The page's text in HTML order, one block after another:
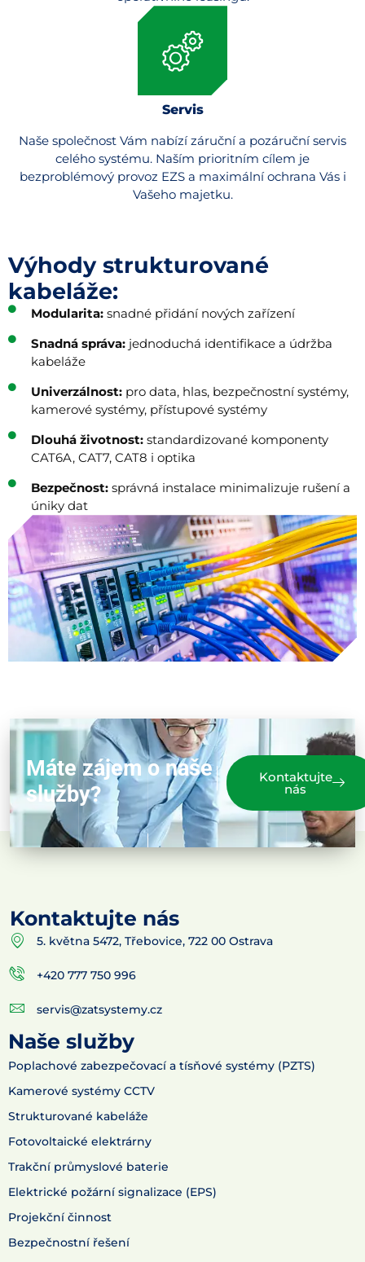
Servis
Naše společnost Vám nabízí záruční a pozáruční servis
celého systému. Naším prioritním cílem je
bezproblémový provoz EZS a maximální ochrana Vás i
Vašeho majetku.
Výhody strukturované
kabeláže:
Modularita:snadné přidání nových zařízení
Snadná správa:jednoduchá identifikace a údržba
kabeláže
Univerzálnost:pro data, hlas, bezpečnostní systémy,
kamerové systémy, přístupové systémy
Dlouhá životnost:standardizované komponenty
CAT6A, CAT7, CAT8 i optika
Bezpečnost:správná instalace minimalizuje rušení a
úniky dat
Máte zájem o naše
služby?
Kontaktujte
nás
Kontaktujte nás
5. května 5472, Třebovice, 722 00 Ostrava
+420 777 750 996
servis@zatsystemy.cz
Naše služby
Poplachové zabezpečovací a tísňové systémy (PZTS)
Kamerové systémy CCTV
Strukturované kabeláže
Fotovoltaické elektrárny
Trakční průmyslové baterie
Elektrické požární signalizace (EPS)
Projekční činnost
Bezpečnostní řešení